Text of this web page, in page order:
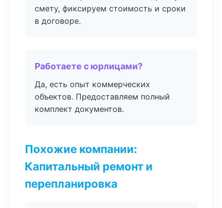
смету, фиксируем стоимость и сроки
в договоре.
Работаете с юрлицами?
Да, есть опыт коммерческих
объектов. Предоставляем полный
комплект документов.
Похожие компании:
Капитальный ремонт и
перепланировка